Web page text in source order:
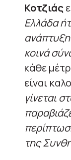
Κοτζιάς
Ελλάδα
κοινά
κάθε
είναι
γίνεται
της